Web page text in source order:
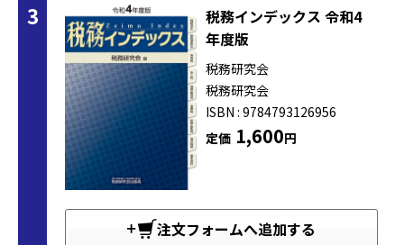
3
税務インデックス 令和4
年度版
税務研究会
税務研究会
ISBN : 9784793126956
定価1,600円
注文フォームへ追加する